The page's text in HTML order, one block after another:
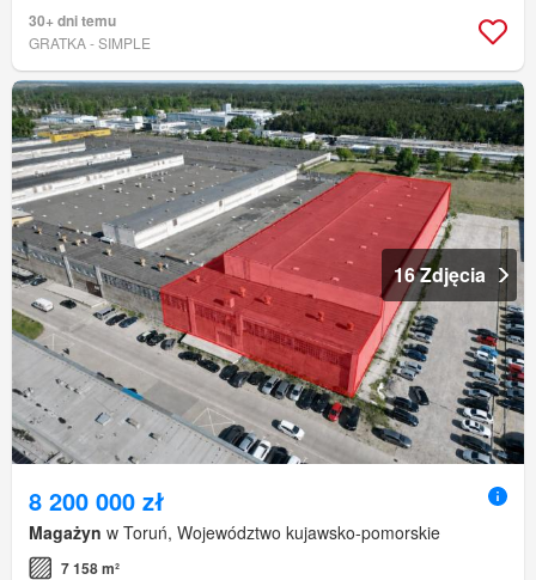
30+ dni temu
GRATKA - SIMPLE
16 Zdjęcia
8 200 000 zł
Magażyn w Toruń, Województwo kujawsko-pomorskie
7 158 m²